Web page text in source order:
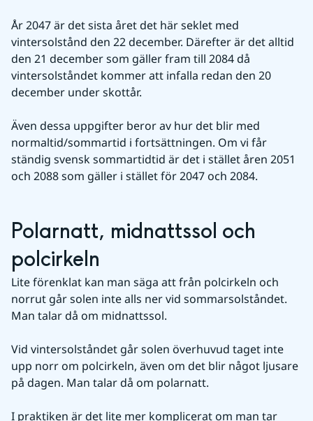
År 2047 är det sista året det här seklet med
vintersolstånd den 22 december. Därefter är det alltid
den 21 december som gäller fram till 2084 då
vintersolståndet kommer att infalla redan den 20
december under skottår.
Även dessa uppgifter beror av hur det blir med
normaltid/sommartid i fortsättningen. Om vi får
ständig svensk sommartidtid är det i stället åren 2051
och 2088 som gäller i stället för 2047 och 2084.
Polarnatt, midnattssol och
polcirkeln
Lite förenklat kan man säga att från polcirkeln och
norrut går solen inte alls ner vid sommarsolståndet.
Man talar då om midnattssol.
Vid vintersolståndet går solen överhuvud taget inte
upp norr om polcirkeln, även om det blir något ljusare
på dagen. Man talar då om polarnatt.
I praktiken är det lite mer komplicerat om man tar